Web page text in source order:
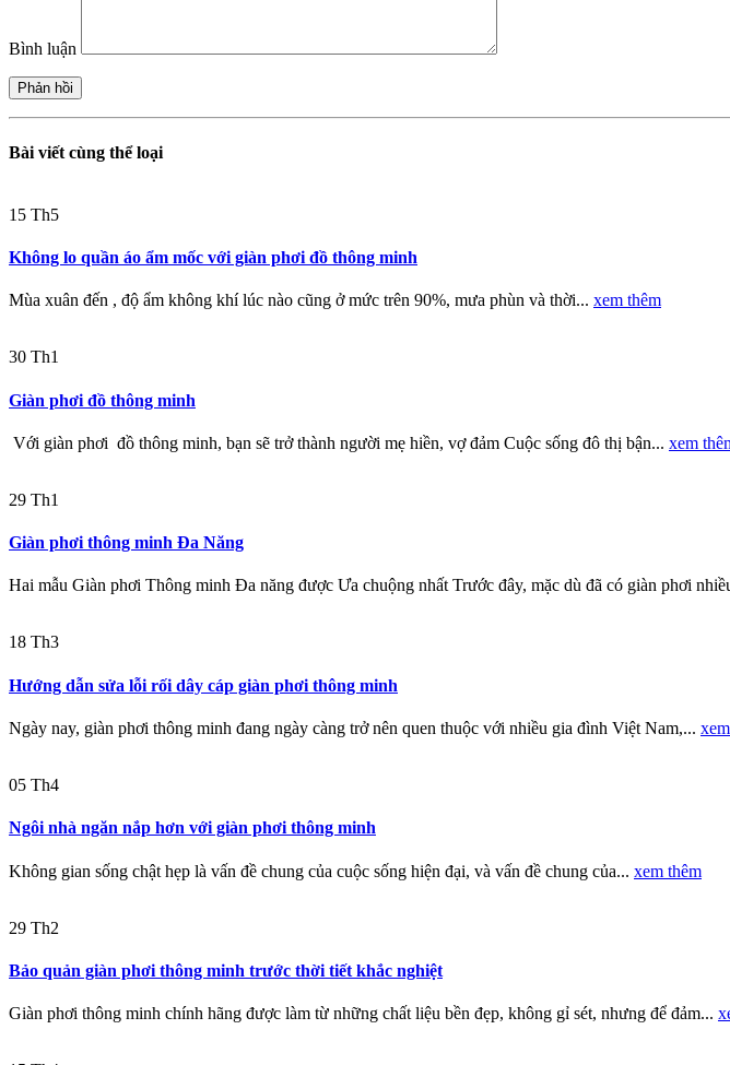
Bình luận
Bài viết cùng thể loại
15 Th5
Không lo quần áo ẩm mốc với giàn phơi đồ thông minh
Mùa xuân đến , độ ẩm không khí lúc nào cũng ở mức trên 90%, mưa phùn và thời... xem thêm
30 Th1
Giàn phơi đồ thông minh
Với giàn phơi đồ thông minh, bạn sẽ trở thành người mẹ hiền, vợ đảm Cuộc sống đô thị bận... xem
29 Th1
Giàn phơi thông minh Đa Năng
Hai mẫu Giàn phơi Thông minh Đa năng được Ưa chuộng nhất Trước đây, mặc dù đã có giàn phơi
18 Th3
Hướng dẫn sửa lỗi rối dây cáp giàn phơi thông minh
Ngày nay, giàn phơi thông minh đang ngày càng trở nên quen thuộc với nhiều gia đình Việt Nam,...
05 Th4
Ngôi nhà ngăn nắp hơn với giàn phơi thông minh
Không gian sống chật hẹp là vấn đề chung của cuộc sống hiện đại, và vấn đề chung của... xem thêm
29 Th2
Bảo quản giàn phơi thông minh trước thời tiết khắc nghiệt
Giàn phơi thông minh chính hãng được làm từ những chất liệu bền đẹp, không gỉ sét, nhưng để đảm...